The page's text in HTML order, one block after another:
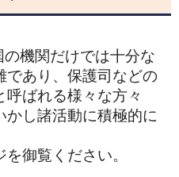
機関だけでは十分な
であり、保護司などの
ばれる様々な方々
かし諸活動に積極的に
御覧ください。